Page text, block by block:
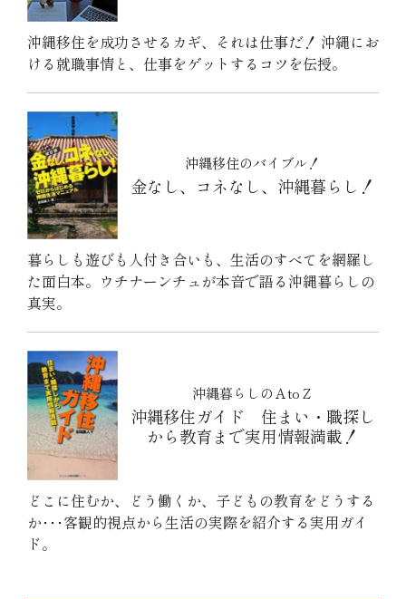
沖縄移住を成功させるカギ、それは仕事だ！ 沖縄にお
ける就職事情と、仕事をゲットするコツを伝授。
沖縄移住のバイブル！
金なし、コネなし、沖縄暮らし！
暮らしも遊びも人付き合いも、生活のすべてを網羅し
た面白本。ウチナーンチュが本音で語る沖縄暮らしの
真実。
沖縄暮らしのＡtoＺ
沖縄移住ガイド 住まい・職探し
から教育まで実用情報満載！
どこに住むか、どう働くか、子どもの教育をどうする
か･･･客観的視点から生活の実際を紹介する実用ガイ
ド。